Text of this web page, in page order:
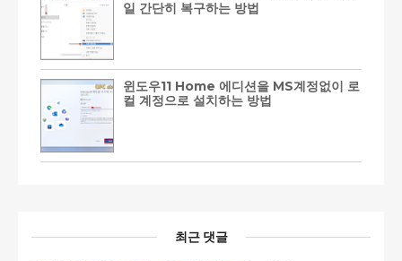
일 간단히 복구하는 방법
윈도우11 Home 에디션을 MS계정없이 로
컬 계정으로 설치하는 방법
최근 댓글